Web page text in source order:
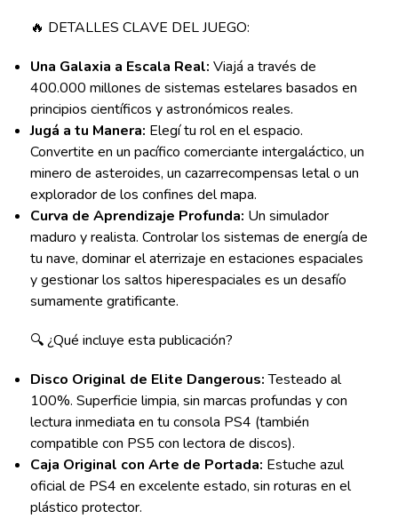
🔥 DETALLES CLAVE DEL JUEGO:
Una Galaxia a Escala Real: Viajá a través de
400.000 millones de sistemas estelares basados en
principios científicos y astronómicos reales.
Jugá a tu Manera: Elegí tu rol en el espacio.
Convertite en un pacífico comerciante intergaláctico, un
minero de asteroides, un cazarrecompensas letal o un
explorador de los confines del mapa.
Curva de Aprendizaje Profunda: Un simulador
maduro y realista. Controlar los sistemas de energía de
tu nave, dominar el aterrizaje en estaciones espaciales
y gestionar los saltos hiperespaciales es un desafío
sumamente gratificante.
🔍 ¿Qué incluye esta publicación?
Disco Original de Elite Dangerous:Testeado al
100%. Superficie limpia, sin marcas profundas y con
lectura inmediata en tu consola PS4 (también
compatible con PS5 con lectora de discos).
Caja Original con Arte de Portada: Estuche azul
oficial de PS4 en excelente estado, sin roturas en el
plástico protector.